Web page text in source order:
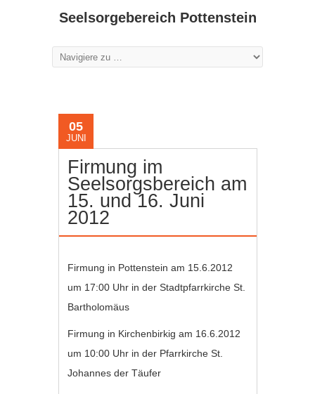
Seelsorgebereich Pottenstein
05
JUNI
Firmung im
Seelsorgsbereich am
15. und 16. Juni
2012
Firmung in Pottenstein am 15.6.2012
um 17:00 Uhr in der Stadtpfarrkirche St.
Bartholomäus
Firmung in Kirchenbirkig am 16.6.2012
um 10:00 Uhr in der Pfarrkirche St.
Johannes der Täufer